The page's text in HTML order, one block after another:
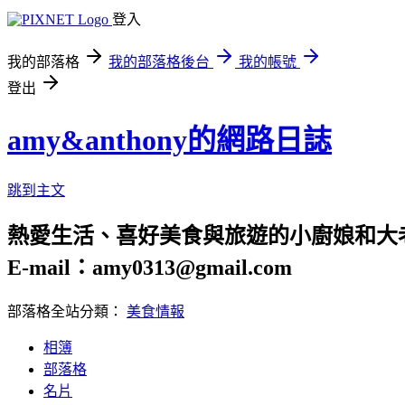
登入
我的部落格 我的部落格後台
我的帳號
登出
amy&anthony的網路日誌
跳到主文
熱愛生活、喜好美食與旅遊的小廚娘和大
E-mail：amy0313@gmail.com
部落格全站分類： 美食情報
相簿
部落格
名片